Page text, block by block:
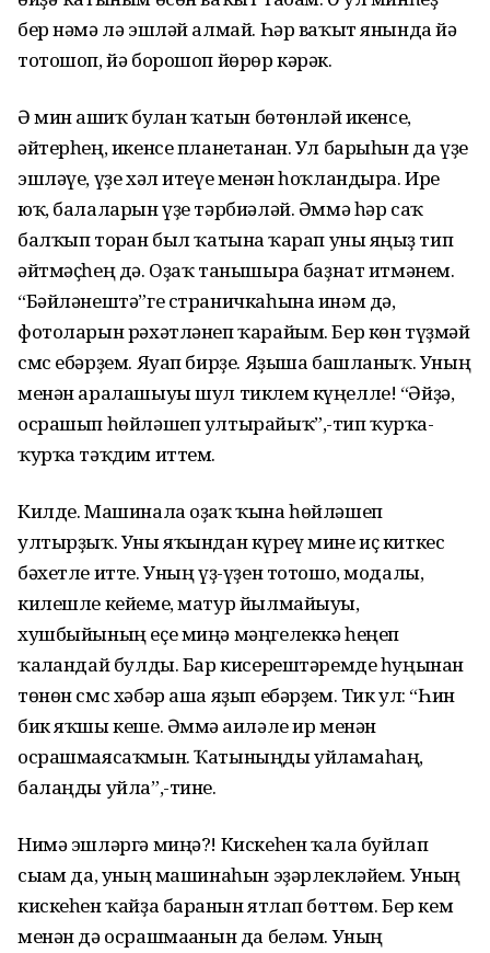
бер нәмә лә эшләй алмай. Һәр ваҡыт янында йә
тотошоп, йә борошоп йөрөр кәрәк.
Ә мин ғашиҡ булған ҡатын бөтөнләй икенсе,
әйтерһең, икенсе планетанан. Ул барыһын да үҙе
эшләүе, үҙе хәл итеүе менән һоҡландыра. Ире
юҡ, балаларын үҙе тәрбиәләй. Әммә һәр саҡ
балҡып торған был ҡатынға ҡарап уны яңғыҙ тип
әйтмәҫһең дә. Оҙаҡ танышырға баҙнат итмәнем.
“Бәйләнештә”ге страничкаһына инәм дә,
фотоларын рәхәтләнеп ҡарайым. Бер көн түҙмәй
смс ебәрҙем. Яуап бирҙе. Яҙыша башланыҡ. Уның
менән аралашыуы шул тиклем күңелле! “Әйҙә,
осрашып һөйләшеп ултырайыҡ”,-тип ҡурҡа-
ҡурҡа тәҡдим иттем.
Килде. Машинала оҙаҡ ҡына һөйләшеп
ултырҙыҡ. Уны яҡындан күреү мине иҫ киткес
бәхетле итте. Уның үҙ-үҙен тотошо, модалы,
килешле кейеме, матур йылмайыуы,
хушбыйының еҫе миңә мәңгелеккә һеңеп
ҡалғандай булды. Бар кисерештәремде һуңынан
төнөн смс хәбәр аша яҙып ебәрҙем. Тик ул: “Һин
бик яҡшы кеше. Әммә ғаиләле ир менән
осрашмаясаҡмын. Ҡатыныңды уйламаһаң,
балаңды уйла”,-тине.
Нимә эшләргә миңә?! Кискеһен ҡала буйлап
сығам да, уның машинаһын эҙәрлекләйем. Уның
кискеһен ҡайҙа барғанын ятлап бөттөм. Бер кем
менән дә осрашмағанын да беләм. Уның